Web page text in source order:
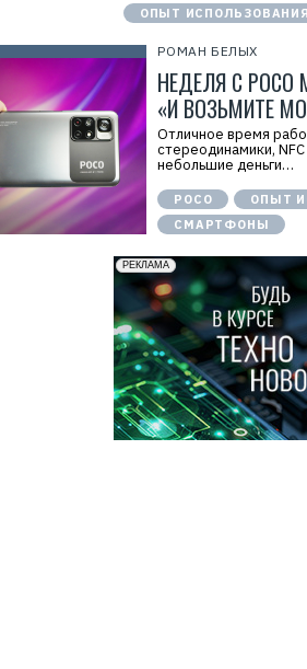
ОПЫТ ИСПОЛЬЗОВАНИЯ
РОМАН БЕЛЫХ
НЕДЕЛЯ С POCO
«И ВОЗЬМИТЕ
Отличное время
стереодинамики,
небольшие деньги…
POCO
ОПЫТ
СМАРТФОНЫ